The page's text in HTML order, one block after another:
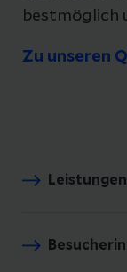
bestmöglich
Zu unseren